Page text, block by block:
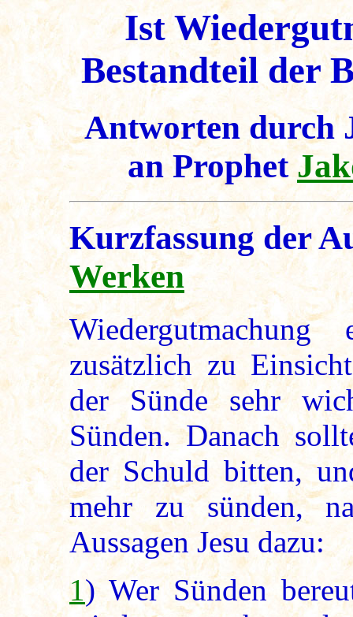
Ist
Bestandteil der
Antworten durch
an Prophet
Kurzfassung der
Werken
Wiedergutmachung
zusätzlich zu
der Sünde sehr
Sünden. Danach
der Schuld bitten,
mehr zu sünden,
Aussagen Jesu dazu:
1) Wer Sünden